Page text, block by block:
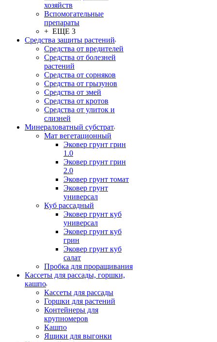
хозяйств
Вспомогательные
препараты
+ ЕЩЕ 3
Средства защиты растений
Средства от вредителей
Средства от болезней
растений
Средства от сорняков
Средства от грызунов
Средства от змей
Средства от кротов
Средства от улиток и
слизней
Минераловатный субстрат
Мат вегетационный
Эковер грунт грин
1.0
Эковер грунт грин
2.0
Эковер грунт томат
Эковер грунт
универсал
Куб рассадный
Эковер грунт куб
универсал
Эковер грунт куб
грин
Эковер грунт куб
салат
Пробка для проращивания
Кассеты для рассады, горшки,
кашпо
Кассеты для рассады
Горшки для растений
Контейнеры для
крупномеров
Кашпо
Ящики для выгонки